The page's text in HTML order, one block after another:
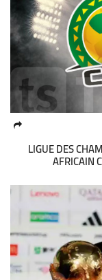
LIGUE DES
AFRICAIN